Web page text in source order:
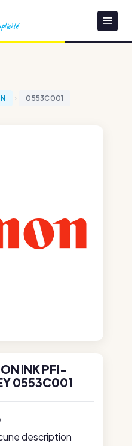
0553C001
INK PFI-
0553C001
description